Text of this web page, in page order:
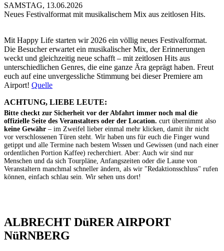
SAMSTAG, 13.06.2026
Neues Festivalformat mit musikalischem Mix aus zeitlosen Hits.
Mit Happy Life starten wir 2026 ein völlig neues Festivalformat.
Die Besucher erwartet ein musikalischer Mix, der Erinnerungen
weckt und gleichzeitig neue schafft – mit zeitlosen Hits aus
unterschiedlichen Genres, die eine ganze Ära geprägt haben. Freut
euch auf eine unvergessliche Stimmung bei dieser Premiere am
Airport! Quelle
ACHTUNG, LIEBE LEUTE:
Bitte checkt zur Sicherheit vor der Abfahrt immer noch mal die
offizielle Seite des Veranstalters oder der Location. curt übernimmt also
keine Gewähr – im Zweifel lieber einmal mehr klicken, damit ihr nicht
vor verschlossenen Türen steht. Wir haben uns für euch die Finger wund
getippt und alle Termine nach bestem Wissen und Gewissen (und nach einer
ordentlichen Portion Kaffee) recherchiert. Aber: Auch wir sind nur
Menschen und da sich Tourpläne, Anfangszeiten oder die Laune von
Veranstaltern manchmal schneller ändern, als wir "Redaktionsschluss" rufen
können, einfach schlau sein. Wir sehen uns dort!
ALBRECHT DüRER AIRPORT
NüRNBERG